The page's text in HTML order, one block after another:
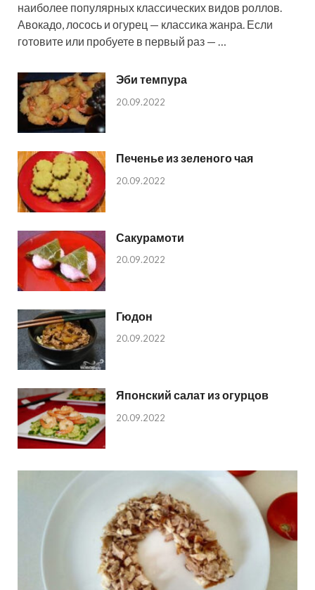
наиболее популярных классических видов роллов.
Авокадо, лосось и огурец — классика жанра. Если
готовите или пробуете в первый раз — …
Эби темпура
20.09.2022
Печенье из зеленого чая
20.09.2022
Сакурамоти
20.09.2022
Гюдон
20.09.2022
Японский салат из огурцов
20.09.2022